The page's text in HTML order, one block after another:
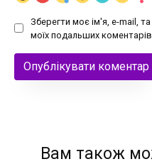
Зберегти моє ім'я, e-mail,
моїх подальших коментарів.
Вам також